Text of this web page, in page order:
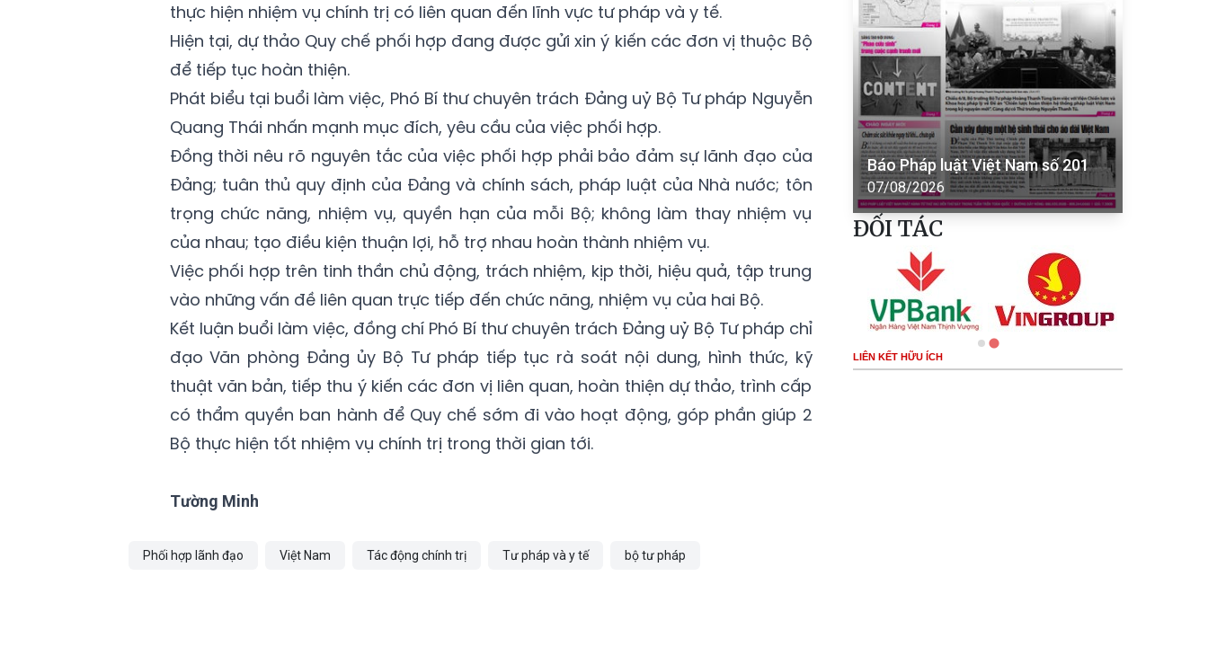
thực hiện nhiệm vụ chính trị có liên quan đến lĩnh vực tư pháp và y tế.
Hiện tại, dự thảo Quy chế phối hợp đang được gửi xin ý kiến các đơn vị thuộc Bộ
để tiếp tục hoàn thiện.
Phát biểu tại buổi làm việc, Phó Bí thư chuyên trách Đảng uỷ Bộ Tư pháp Nguyễn
Quang Thái nhấn mạnh mục đích, yêu cầu của việc phối hợp.
Đồng thời nêu rõ nguyên tắc của việc phối hợp phải bảo đảm sự lãnh đạo của
Đảng; tuân thủ quy định của Đảng và chính sách, pháp luật của Nhà nước; tôn
trọng chức năng, nhiệm vụ, quyền hạn của mỗi Bộ; không làm thay nhiệm vụ
của nhau; tạo điều kiện thuận lợi, hỗ trợ nhau hoàn thành nhiệm vụ.
Việc phối hợp trên tinh thần chủ động, trách nhiệm, kịp thời, hiệu quả, tập trung
vào những vấn đề liên quan trực tiếp đến chức năng, nhiệm vụ của hai Bộ.
Kết luận buổi làm việc, đồng chí Phó Bí thư chuyên trách Đảng uỷ Bộ Tư pháp chỉ
đạo Văn phòng Đảng ủy Bộ Tư pháp tiếp tục rà soát nội dung, hình thức, kỹ
thuật văn bản, tiếp thu ý kiến các đơn vị liên quan, hoàn thiện dự thảo, trình cấp
có thẩm quyền ban hành để Quy chế sớm đi vào hoạt động, góp phần giúp 2
Bộ thực hiện tốt nhiệm vụ chính trị trong thời gian tới.
Tường Minh
Phối hợp lãnh đạo Việt Nam Tác động chính trị Tư pháp và y tế bộ tư pháp
Báo Pháp luật Việt Nam số 201
07/08/2026
ĐỐI TÁC
LIÊN KẾT HỮU ÍCH